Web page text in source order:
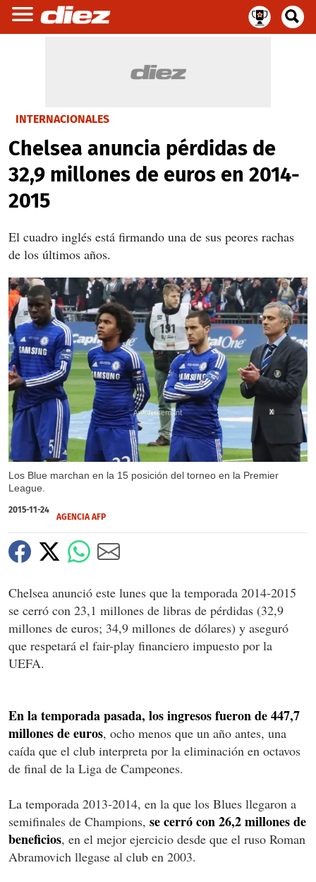
INTERNACIONALES
Chelsea anuncia pérdidas de
32,9 millones de euros en 2014-
2015
El cuadro inglés está firmando una de sus peores rachas
de los últimos años.
Los Blue marchan en la 15 posición del torneo en la Premier
League.
X
2015-11-24
AGENCIA AFP
Chelsea anunció este lunes que la temporada 2014-2015
se cerró con 23,1 millones de libras de pérdidas (32,9
millones de euros; 34,9 millones de dólares) y aseguró
que respetará el fair-play financiero impuesto por la
UEFA.
En la temporada pasada, los ingresos fueron de 447,7
millones de euros, ocho menos que un año antes, una
caída que el club interpreta por la eliminación en octavos
de final de la Liga de Campeones.
La temporada 2013-2014, en la que los Blues llegaron a
semifinales de Champions, se cerró con 26,2 millones de
beneficios, en el mejor ejercicio desde que el ruso Roman
Abramovich llegase al club en 2003.